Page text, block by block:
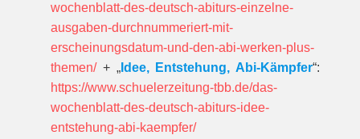
wochenblatt-des-deutsch-abiturs-einzelne-
ausgaben-durchnummeriert-mit-
erscheinungsdatum-und-den-abi-werken-plus-
themen/+ „Idee, Entstehung, Abi-Kämpfer“:
https://www.schuelerzeitung-tbb.de/das-
wochenblatt-des-deutsch-abiturs-idee-
entstehung-abi-kaempfer/